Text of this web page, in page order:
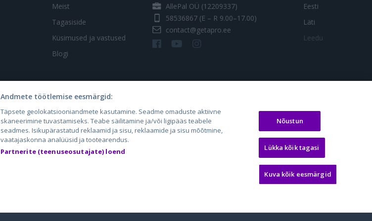
Meist
Tagasiside
Küsimused ja vastused
Blogi
AllePal OÜ (12209337)
58536867 (E – R 9.00–17.00)
contact@getapro.ee
Eesti
Läti
Leedu
Skelbiu.lt
Autoplius.lt
Aruodas.lt
CVbankas.lt
Osta.ee
KuldneBörs.ee
Andmete töötlemise eesmärgid:
Täpsete geolokatsiooniandmete kasutamine. Seadme omaduste aktiivne
skaneerimine tuvastamiseks. Teabe säilitamine ja/või ligipääs teabele
seadmes. Isikupärastatud reklaamid ja sisu, reklaamide ja sisu mõõtmine,
vaatajaskonna analüüsid ja tootearendus.
Partnerite (teenuseosutajate) loend
Nõustun
Lükka kõik tagasi
Kuva kõik eesmärgid